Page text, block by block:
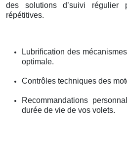
des solutions d’suivi régulier
répétitives.
Lubrification des
optimale.
Contrôles techniques des
Recommandations
durée de vie de vos volets.